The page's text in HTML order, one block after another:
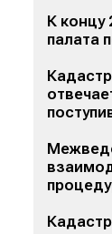
К концу
палата